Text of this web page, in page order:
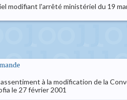
modifiant l'arrêté ministériel du 19
à la modification de la
le 27 février 2001